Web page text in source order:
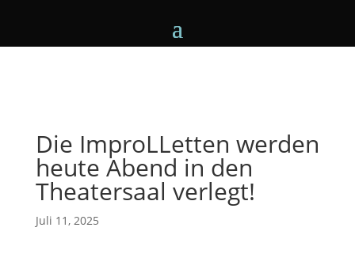
Die ImproLLetten werden
heute Abend in den
Theatersaal verlegt!
Juli 11, 2025